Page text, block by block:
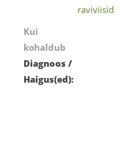
raviviisid
Kui
kohaldub
Diagnoos /
Haigus(ed):